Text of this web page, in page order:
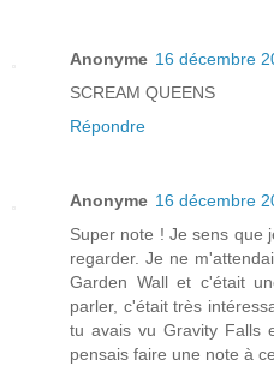
Anonyme 16 décembre
SCREAM QUEENS
Répondre
Anonyme 16 décembre
Super note ! Je sens que
regarder. Je ne
Garden Wall et c'était
parler, c'était très
tu avais vu Gravity Falls
pensais faire une note à